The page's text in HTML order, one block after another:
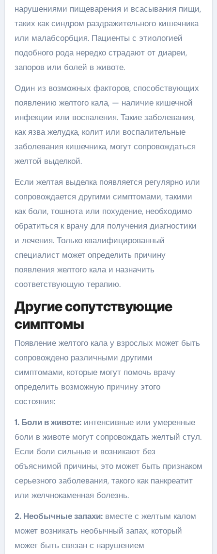
нарушениями пищеварения и всасывания пищи,
таких как синдром раздражительного кишечника
или малабсорбция. Пациенты с этиологией
подобного рода нередко страдают от диареи,
запоров или болей в животе.
Один из возможных факторов, способствующих
появлению желтого кала, — наличие кишечной
инфекции или воспаления. Такие заболевания,
как язва желудка, колит или воспалительные
заболевания кишечника, могут сопровождаться
желтой выделкой.
Если желтая выделка появляется регулярно или
сопровождается другими симптомами, такими
как боли, тошнота или похудение, необходимо
обратиться к врачу для получения диагностики
и лечения. Только квалифицированный
специалист может определить причину
появления желтого кала и назначить
соответствующую терапию.
Другие сопутствующие
симптомы
Появление желтого кала у взрослых может быть
сопровождено различными другими
симптомами, которые могут помочь врачу
определить возможную причину этого
состояния:
1. Боли в животе:интенсивные или умеренные
боли в животе могут сопровождать желтый стул.
Если боли сильные и возникают без
объяснимой причины, это может быть признаком
серьезного заболевания, такого как панкреатит
или желчнокаменная болезнь.
2. Необычные запахи:вместе с желтым калом
может возникать необычный запах, который
может быть связан с нарушением